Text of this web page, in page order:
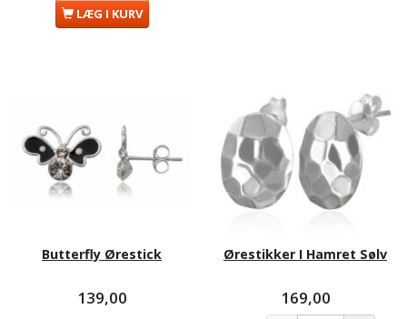
LÆG I KURV
Butterfly Ørestick
139,00
Ørestikker I Hamret Sølv
169,00